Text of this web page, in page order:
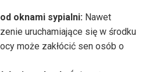
oknami sypialni: Nawet
uruchamiające się w środku
może zakłócić sen osób o